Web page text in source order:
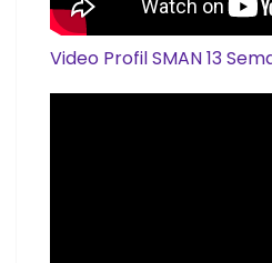
Video Profil SMAN 13